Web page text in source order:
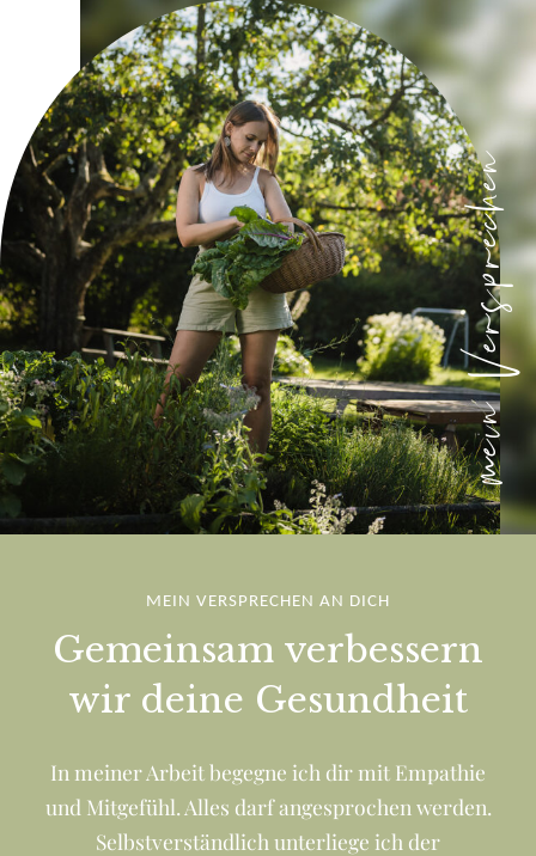
MEIN VERSPRECHEN AN DICH
Gemeinsam verbessern
wir deine Gesundheit
In meiner Arbeit begegne ich dir mit Empathie
und Mitgefühl. Alles darf angesprochen werden.
Selbstverständlich unterliege ich der
mein Versprechen